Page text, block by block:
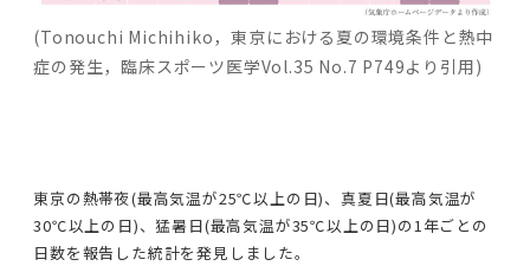
(Tonouchi Michihiko，東京における夏の環境条件と熱中
症の発生，臨床スポーツ医学Vol.35 No.7 P749より引用)
東京の熱帯夜(最高気温が25℃以上の日)、真夏日(最高気温が
30℃以上の日)、猛暑日(最高気温が35℃以上の日)の1年ごとの
日数を報告した統計を発見しました。